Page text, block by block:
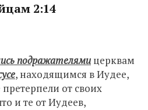
2:14
подражателями церквам
, находящимся в Иудее,
от своих
и те от Иудеев,